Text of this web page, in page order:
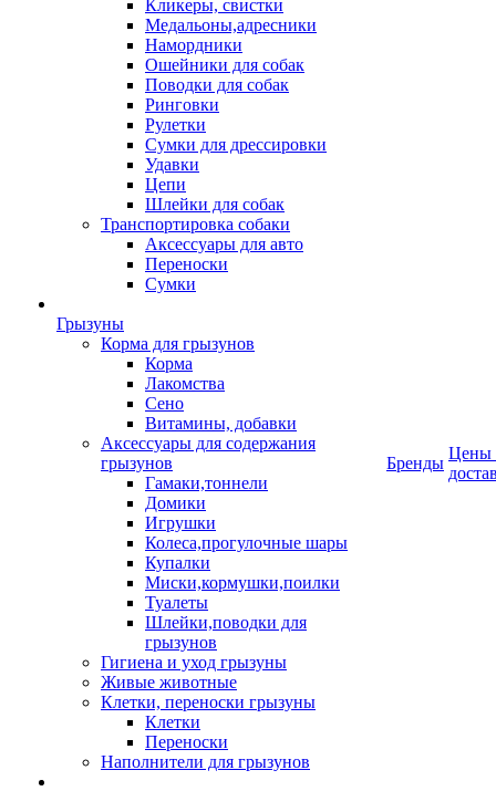
Кликеры, свистки
Медальоны,адресники
Намордники
Ошейники для собак
Поводки для собак
Ринговки
Рулетки
Сумки для дрессировки
Удавки
Цепи
Шлейки для собак
Транспортировка собаки
Аксессуары для авто
Переноски
Сумки
Грызуны
Корма для грызунов
Корма
Лакомства
Сено
Витамины, добавки
Аксессуары для содержания
грызунов
Гамаки,тоннели
Домики
Игрушки
Колеса,прогулочные шары
Купалки
Миски,кормушки,поилки
Туалеты
Шлейки,поводки для
грызунов
Гигиена и уход грызуны
Живые животные
Клетки, переноски грызуны
Клетки
Переноски
Наполнители для грызунов
Бренды
Цены